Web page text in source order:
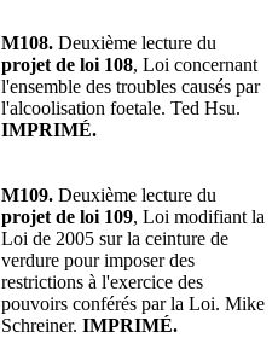
M108. Deuxième lecture du
projet de loi 108, Loi concernant
l'ensemble des troubles causés par
l'alcoolisation foetale. Ted Hsu.
IMPRIMÉ.
M109. Deuxième lecture du
projet de loi 109, Loi modifiant la
Loi de 2005 sur la ceinture de
verdure pour imposer des
restrictions à l'exercice des
pouvoirs conférés par la Loi. Mike
Schreiner. IMPRIMÉ.